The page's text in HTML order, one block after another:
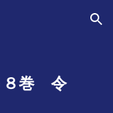
Skip to navigation
８巻 令